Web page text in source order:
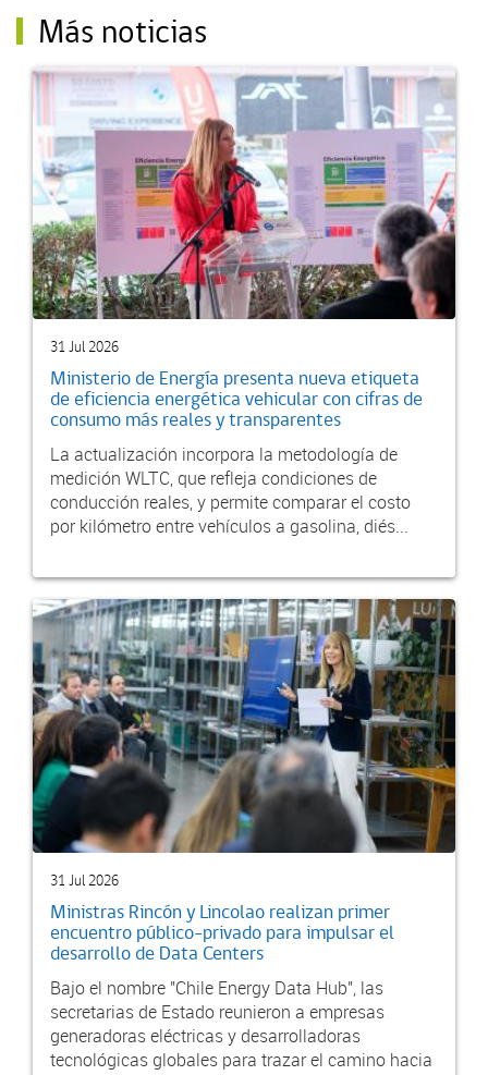
Más noticias
31 Jul 2026
Ministerio de Energía presenta nueva etiqueta
de eficiencia energética vehicular con cifras de
consumo más reales y transparentes
La actualización incorpora la metodología de
medición WLTC, que refleja condiciones de
conducción reales, y permite comparar el costo
por kilómetro entre vehículos a gasolina, diés...
31 Jul 2026
Ministras Rincón y Lincolao realizan primer
encuentro público-privado para impulsar el
desarrollo de Data Centers
Bajo el nombre "Chile Energy Data Hub", las
secretarias de Estado reunieron a empresas
generadoras eléctricas y desarrolladoras
tecnológicas globales para trazar el camino hacia